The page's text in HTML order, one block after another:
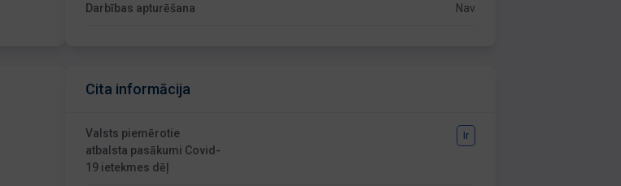
Darbības apturēšana Nav
Cita informācija
Valsts piemērotie
atbalsta pasākumi Covid-
19 ietekmes dēļ
Ir